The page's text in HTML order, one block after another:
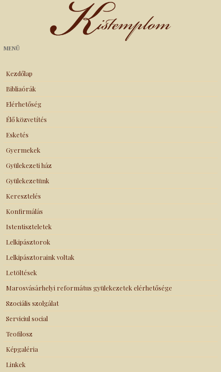
Kistemplom
MENÜ
Kezdőlap
Bibliaórák
Elérhetőség
Élő közvetítés
Esketés
Gyermekek
Gyülekezeti ház
Gyülekezetünk
Keresztelés
Konfirmálás
Istentiszteletek
Lelkipásztorok
Lelkipásztoraink voltak
Letöltések
Marosvásárhelyi református gyülekezetek elérhetősége
Szociális szolgálat
Serviciul social
Teofilosz
Képgaléria
Linkek